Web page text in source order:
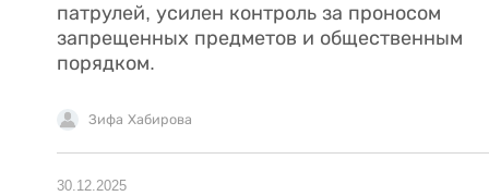
патрулей, усилен контроль за проносом
запрещенных предметов и общественным
порядком.
Зифа Хабирова
30.12.2025